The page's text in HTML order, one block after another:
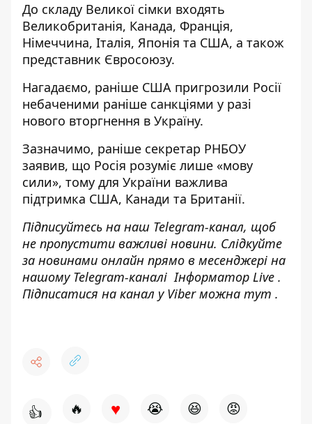
До складу Великої сімки входять
Великобританія, Канада, Франція,
Німеччина, Італія, Японія та США, а також
представник Євросоюзу.
Нагадаємо, раніше США пригрозили Росії
небаченими раніше санкціями у разі
нового вторгнення в Україну.
Зазначимо, раніше секретар РНБОУ
заявив, що Росія розуміє лише «мову
сили», тому для України важлива
підтримка США, Канади та Британії.
Підписуйтесь на наш Telegram-канал, щоб
не пропустити важливі новини. Слідкуйте
за новинами онлайн прямо в месенджері на
нашому Telegram-каналіІнформатор Live .
Підписатися на канал у Viber можна тут .
👍 🔥 ♥ 😭 😆 😡